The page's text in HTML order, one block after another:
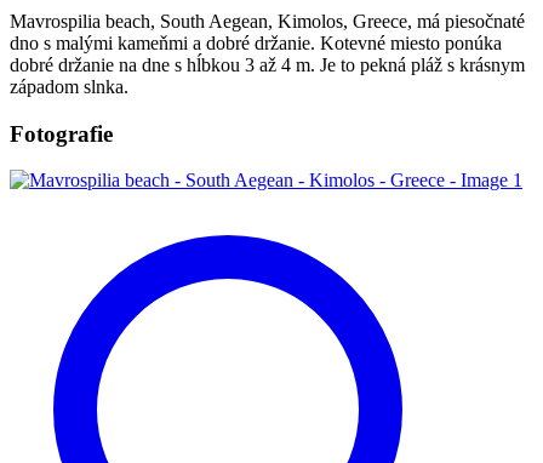
Mavrospilia beach, South Aegean, Kimolos, Greece, má piesočnaté
dno s malými kameňmi a dobré držanie. Kotevné miesto ponúka
dobré držanie na dne s hĺbkou 3 až 4 m. Je to pekná pláž s krásnym
západom slnka.
Fotografie